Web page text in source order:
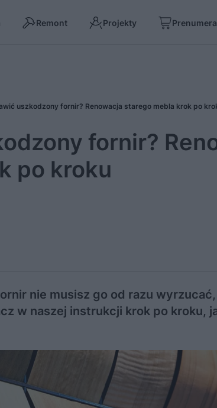
Remont Projekty
uszkodzony fornir? Renowacja starego mebla krok po
fornir?
po kroku
nie musisz go od razu
w naszej instrukcji krok po kroku,